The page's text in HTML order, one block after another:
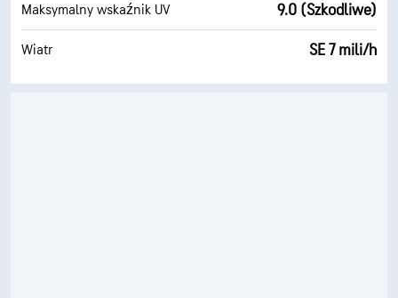
Maksymalny wskaźnik UV 9.0 (Szkodliwe)
Wiatr SE 7 mili/h